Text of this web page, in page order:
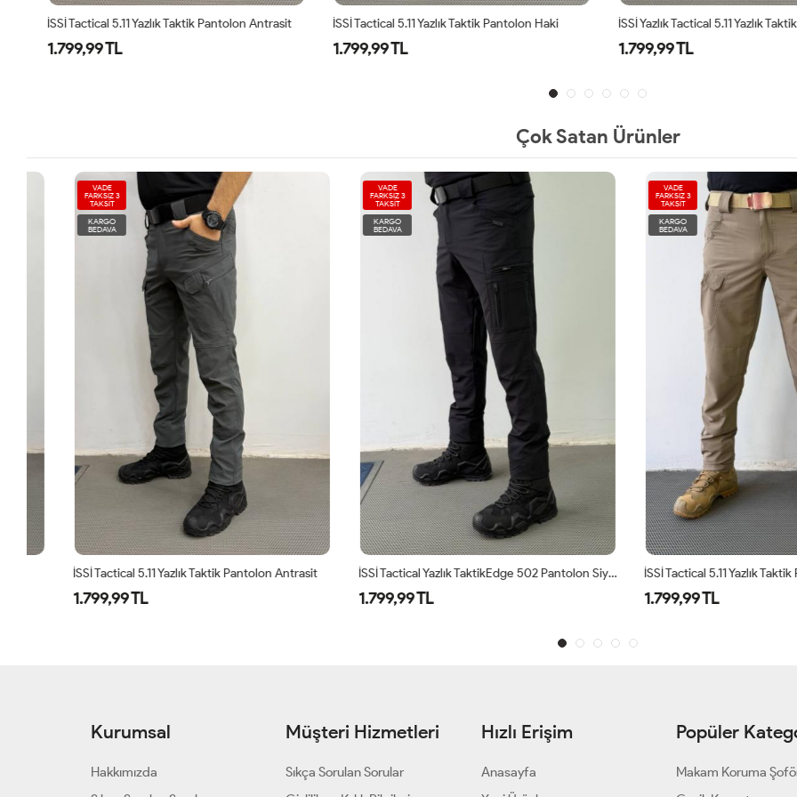
İSSİ Tactical 5.11 Yazlık Taktik Pantolon Antrasit
1.799,99 TL
İSSİ Tactical 5.11 Yazlık Taktik Pantolon Haki
1.799,99 TL 1.799,99 TL
Çok Satan Ürünler
FARKSIZ 3
İSSİ Tactical 5.11 Yazlık Taktik Pantolon Antrasit
1.799,99 TL
FARKSIZ 3
İSSİ Tactical Yazlık TaktikEdge 502 Pantolon Siyah
1.799,99 TL
FARKSIZ 3
İSSİ Tactical 5.11 Yazlık Taktik
1.799,99 TL
Kurumsal
Hakkımızda
Müşteri Hizmetleri
Sıkça Sorulan Sorular
Hızlı Erişim
Anasayfa
Popüler
Makam Koruma